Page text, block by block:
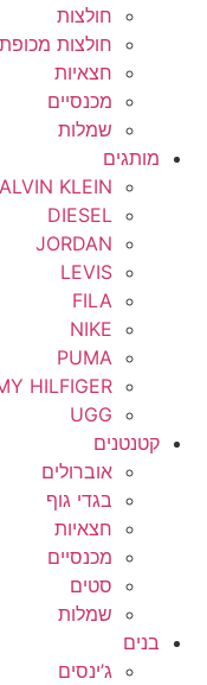
חולצות
חולצות
חצאיות
מכנסיים
שמלות
מותגים
KLEIN
DIESEL
JORDAN
LEVIS
FILA
NIKE
PUMA
HILFIGER
UGG
קטנטנים
אוברולים
בגדי גוף
חצאיות
מכנסיים
סטים
שמלות
בנים
ג’ינסים